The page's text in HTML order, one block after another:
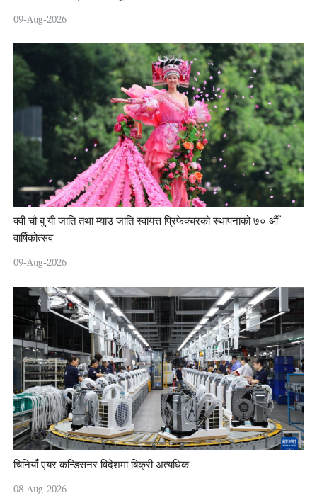
09-Aug-2026
क्वी चौ बु यी जाति तथा म्याउ जाति स्वायत्त प्रिफेक्चरको स्थापनाको ७० औँ
वार्षिकोत्सव
09-Aug-2026
चिनियाँ एयर कन्डिसनर विदेशमा बिक्री अत्यधिक
08-Aug-2026